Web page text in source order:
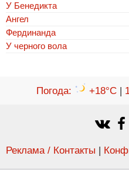
У Бенедикта
Ангел
Фердинанда
У черного вола
Погода: +18°C|
Реклама / Контакты